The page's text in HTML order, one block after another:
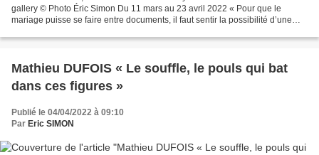
gallery © Photo Éric Simon Du 11 mars au 23 avril 2022 « Pour que le
mariage puisse se faire entre documents, il faut sentir la possibilité d’une
Mathieu DUFOIS « Le souffle, le pouls qui bat
dans ces figures »
Publié le 04/04/2022 à 09:10
Par Eric SIMON